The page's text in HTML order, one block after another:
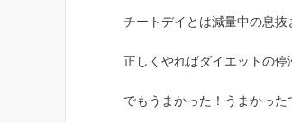
チートデイとは減量中の息
正しくやればダイエットの
でもうまかった！うまかった